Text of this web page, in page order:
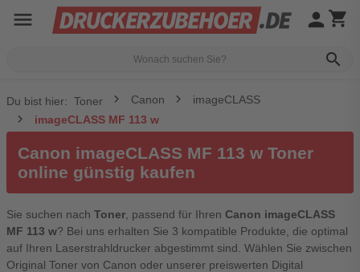
menu
search
person shopping_cart
Du bist hier: Toner Canon
imageCLASS
imageCLASS MF 113 w
Canon imageCLASS MF 113 w Toner
online günstig kaufen
Sie suchen nach Toner, passend für Ihren Canon imageCLASS
MF 113 w? Bei uns erhalten Sie 3 kompatible Produkte, die optimal
auf Ihren Laserstrahldrucker abgestimmt sind. Wählen Sie zwischen
Original Toner von Canon oder unserer preiswerten Digital